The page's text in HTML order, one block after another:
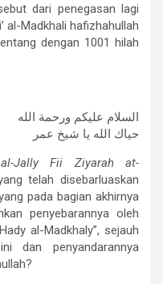
dari penegasan lagi
al-Madkhali hafizhahullah
dengan 1001 hilah
السلام عليكم ورحمة الله
حياك الله يا شيخ عمر
al-Jally Fii Ziyarah at-
telah disebarluaskan
pada bagian akhirnya
penyebarannya oleh
al-Madkhaly”, sejauh
dan penyandarannya